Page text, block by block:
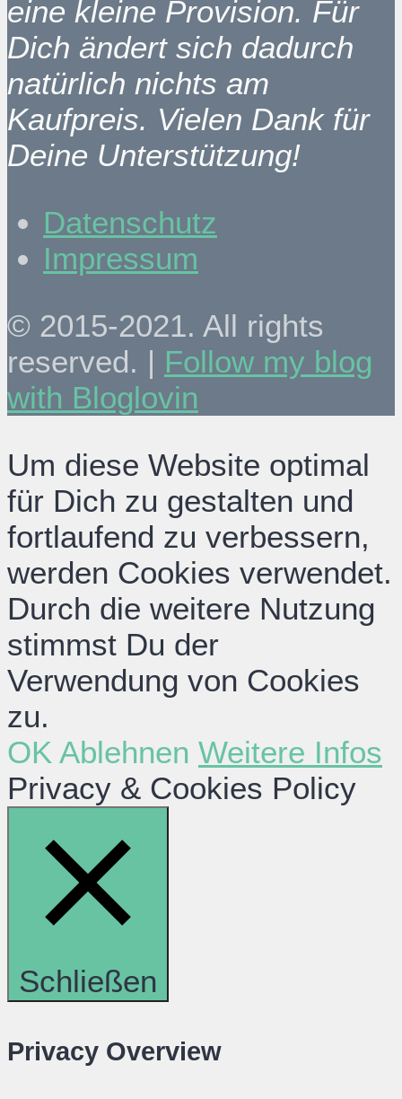
eine kleine Provision. Für
Dich ändert sich dadurch
natürlich nichts am
Kaufpreis. Vielen Dank für
Deine Unterstützung!
Datenschutz
Impressum
© 2015-2021. All rights
reserved. | Follow my blog
with Bloglovin
Um diese Website optimal
für Dich zu gestalten und
fortlaufend zu verbessern,
werden Cookies verwendet.
Durch die weitere Nutzung
stimmst Du der
Verwendung von Cookies
zu.
OK Ablehnen Weitere Infos
Privacy & Cookies Policy
Schließen
Privacy Overview